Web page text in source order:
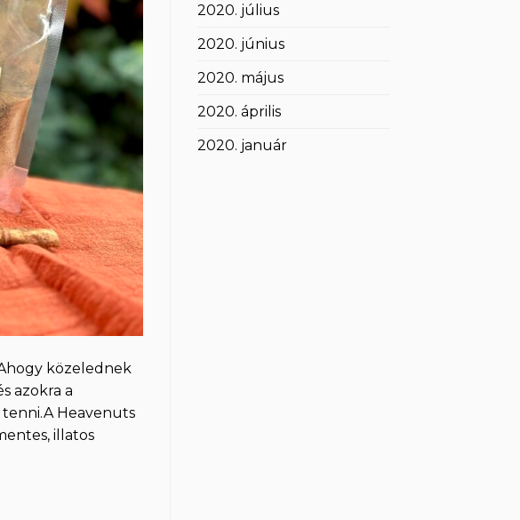
közelednek
azokra a
Heavenuts
illatos
2020. július
2020. június
2020. május
2020. április
2020. január